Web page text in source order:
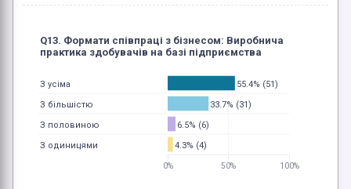
55.4% (51)
33.7% (31)
6.5% (6)
4.3% (4)
0% 50% 100%
З усіма
З більшістю
З половиною
З одиницями
Q13. Формати співпраці з бізнесом: Виробнича
практика здобувачів на базі підприємства